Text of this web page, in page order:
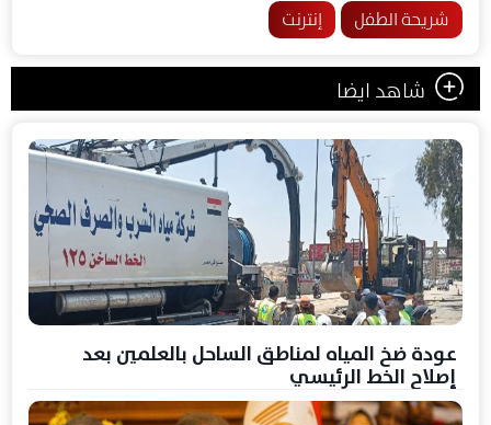
شريحة الطفل إنترنت
شاهد ايضا
عودة ضخ المياه لمناطق الساحل بالعلمين بعد
إصلاح الخط الرئيسي